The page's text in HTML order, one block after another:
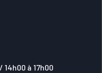
14h00 à 17h00